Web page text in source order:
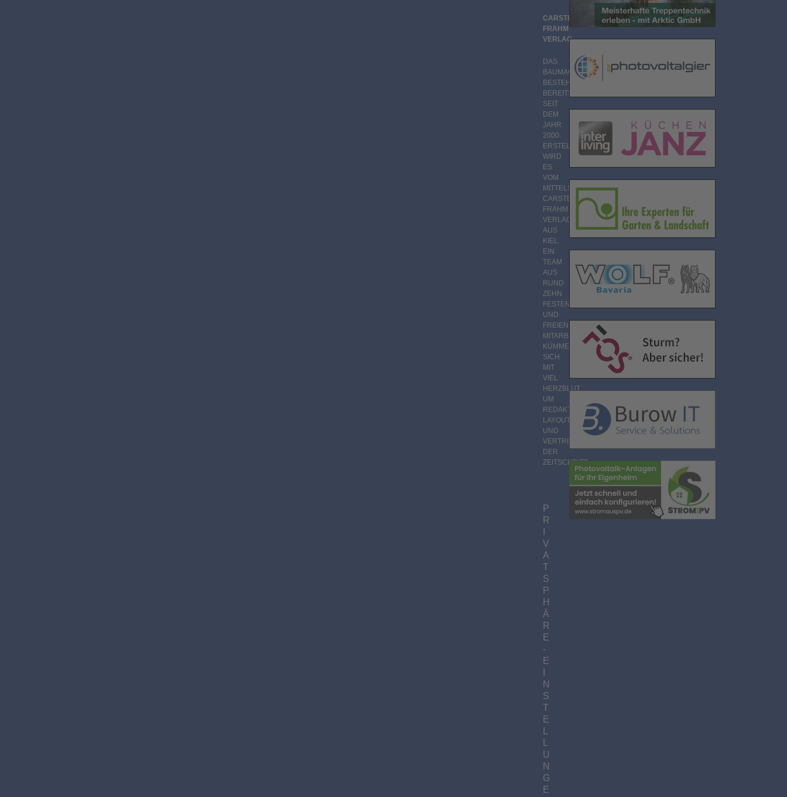
CARSTEN
FRAHM
VERLAG
DAS
BAUMAGAZIN
BESTEHT
BEREITS
SEIT
DEM
JAHR
2000.
ERSTELLT
WIRD
ES
VOM
MITTELSTÄNDISCHEN
CARSTEN
FRAHM
VERLAG
AUS
KIEL.
EIN
TEAM
AUS
RUND
ZEHN
FESTEN
UND
FREIEN
MITARBEITERN
KÜMMERT
SICH
MIT
VIEL
HERZBLUT
UM
REDAKTION,
LAYOUT
UND
VERTRIEB
DER
ZEITSCHRIFT.
P
R
V
A
T
S
P
H
Ä
R
E
-
E
N
S
T
E
U
N
G
E